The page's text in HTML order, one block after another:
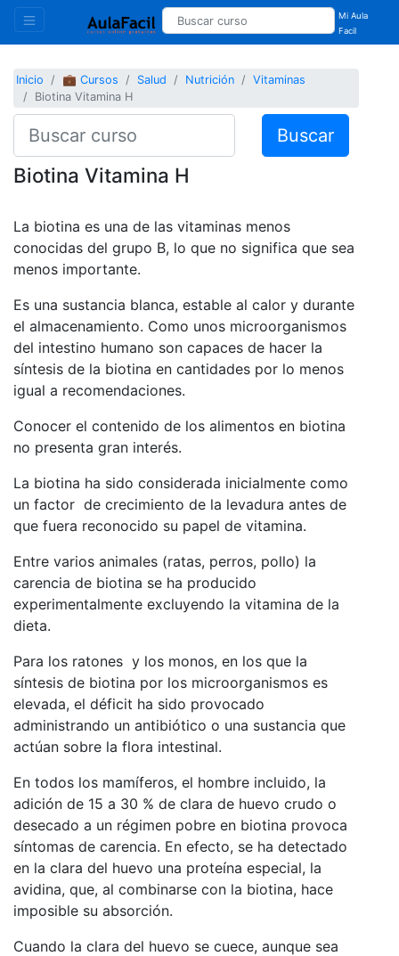
Mi Aula
Facil
Inicio 💼 Cursos Salud Nutrición
Vitaminas
Biotina Vitamina H
Buscar
Biotina Vitamina H
La biotina es una de las vitaminas menos
conocidas del grupo B, lo que no significa que sea
menos importante.
Es una sustancia blanca, estable al calor y durante
el almacenamiento. Como unos microorganismos
del intestino humano son capaces de hacer la
síntesis de la biotina en cantidades por lo menos
igual a recomendaciones.
Conocer el contenido de los alimentos en biotina
no presenta gran interés.
La biotina ha sido considerada inicialmente como
un factor de crecimiento de la levadura antes de
que fuera reconocido su papel de vitamina.
Entre varios animales (ratas, perros, pollo) la
carencia de biotina se ha producido
experimentalmente excluyendo la vitamina de la
dieta.
Para los ratones y los monos, en los que la
síntesis de biotina por los microorganismos es
elevada, el déficit ha sido provocado
administrando un antibiótico o una sustancia que
actúan sobre la flora intestinal.
En todos los mamíferos, el hombre incluido, la
adición de 15 a 30 % de clara de huevo crudo o
desecado a un régimen pobre en biotina provoca
síntomas de carencia. En efecto, se ha detectado
en la clara del huevo una proteína especial, la
avidina, que, al combinarse con la biotina, hace
imposible su absorción.
Cuando la clara del huevo se cuece, aunque sea